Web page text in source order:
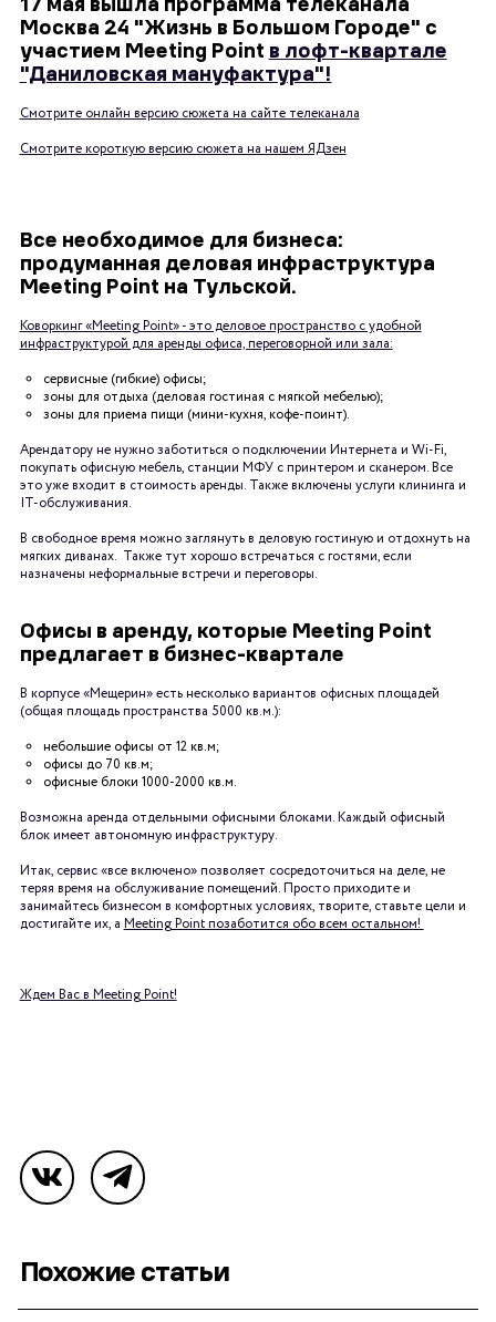
Москва 24 "Жизнь в Большом Городе" с
участием Meeting Point в лофт-квартале
"Даниловская мануфактура"!
Смотрите онлайн версию сюжета на сайте телеканала
Смотрите короткую версию сюжета на нашем ЯДзен
Все необходимое для бизнеса:
продуманная деловая инфраструктура
Meeting Point на Тульской.
Коворкинг «Meeting Point» - это деловое пространство с удобной
инфраструктурой для аренды офиса, переговорной или зала:
сервисные (гибкие) офисы;
зоны для отдыха (деловая гостиная с мягкой мебелью);
зоны для приема пищи (мини-кухня, кофе-поинт).
Арендатору не нужно заботиться о подключении Интернета и Wi-Fi,
покупать офисную мебель, станции МФУ с принтером и сканером. Все
это уже входит в стоимость аренды. Также включены услуги клининга и
IT-обслуживания.
В свободное время можно заглянуть в деловую гостиную и отдохнуть на
мягких диванах. Также тут хорошо встречаться с гостями, если
назначены неформальные встречи и переговоры.
Офисы в аренду, которые Meeting Point
предлагает в бизнес-квартале
В корпусе «Мещерин» есть несколько вариантов офисных площадей
(общая площадь пространства 5000 кв.м.):
небольшие офисы от 12 кв.м;
офисы до 70 кв.м;
офисные блоки 1000-2000 кв.м.
Возможна аренда отдельными офисными блоками. Каждый офисный
блок имеет автономную инфраструктуру.
Итак, сервис «все включено» позволяет сосредоточиться на деле, не
теряя время на обслуживание помещений. Просто приходите и
занимайтесь бизнесом в комфортных условиях, творите, ставьте цели и
достигайте их, а Meeting Point позаботится обо всем остальном!
Ждем Вас в Meeting Point!
Похожие статьи